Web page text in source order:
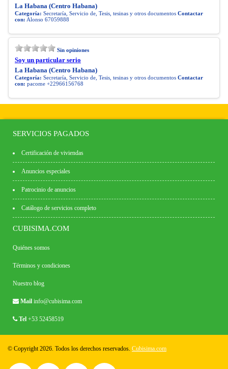
La Habana (Centro Habana)
Categoría: Secretaría, Servicio de, Tesis, tesinas y otros documentos Contactar
con: Alonso 67059888
Sin opiniones
Soy un particular serio
La Habana (Centro Habana)
Categoría: Secretaría, Servicio de, Tesis, tesinas y otros documentos Contactar
con: pacome +22966156768
SERVICIOS PAGADOS
Certificación de viviendas
Anuncios especiales
Patrocinio de anuncios
Catálogo de servicios completo
CUBISIMA.COM
Quiénes somos
Términos y condiciones
Nuestro blog
Mail info@cubisima.com
Tel +53 52458519
© Copyright 2026. Todos los derechos reservados. Cubisima.com